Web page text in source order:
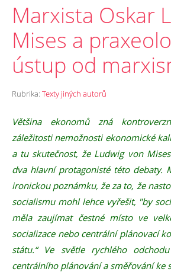
Marxista Oskar
Mises a
ústup od
Rubrika: Texty jiných autorů
Většina ekonomů zná
záležitosti nemožnosti ekonomické
a tu skutečnost, že Ludwig von
dva hlavní protagonisté této debaty.
ironickou poznámku, že za to, že
socialismu mohl lehce vyřešit, "by
měla zaujímat čestné místo ve
socializace nebo centrální plánovací
státu.“ Ve světle rychlého
centrálního plánování a směřování ke